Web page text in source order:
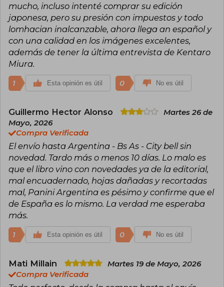
mucho, incluso intenté comprar su edición
japonesa, pero su presión con impuestos y todo
lomhacian inalcanzable, ahora llega an español y
con una calidad en los imágenes excelentes,
además de tener la última entrevista de Kentaro
Miura.
1 Esta opinión es útil 0 No es útil
Guillermo Hector Alonso
Martes 26 de
Mayo, 2026
Compra Verificada
El envío hasta Argentina - Bs As - City bell sin
novedad. Tardo más o menos 10 días. Lo malo es
que el libro vino con novedades ya de la editorial,
mal encuadernado, hojas dañadas y recortadas
mal, Panini Argentina es pésimo y confirme que el
de España es lo mismo. La verdad me esperaba
más.
1 Esta opinión es útil 0 No es útil
Mati Millain
Martes 19 de Mayo, 2026
Compra Verificada